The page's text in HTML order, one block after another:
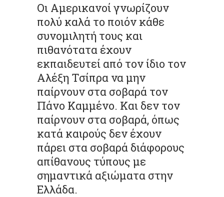
Οι Αμερικανοί γνωρίζουν
πολύ καλά το ποιόν κάθε
συνομιλητή τους και
πιθανότατα έχουν
εκπαιδευτεί από τον ίδιο τον
Αλέξη Τσίπρα να μην
παίρνουν στα σοβαρά τον
Πάνο Καμμένο. Και δεν τον
παίρνουν στα σοβαρά, όπως
κατά καιρούς δεν έχουν
πάρει στα σοβαρά διάφορους
απίθανους τύπους με
σημαντικά αξιώματα στην
Ελλάδα.